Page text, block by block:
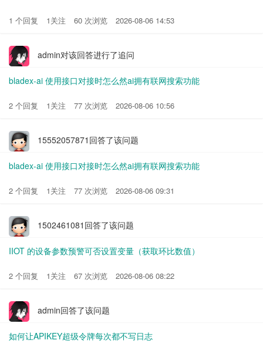
1 个回复 1关注 60 次浏览 2026-08-06 14:53
admin对该回答进行了追问
bladex-ai 使用接口对接时怎么然ai拥有联网搜索功能
2 个回复 1关注 77 次浏览 2026-08-06 10:56
15552057871回答了该问题
bladex-ai 使用接口对接时怎么然ai拥有联网搜索功能
2 个回复 1关注 77 次浏览 2026-08-06 09:31
1502461081回答了该问题
IIOT 的设备参数预警可否设置变量（获取环比数值）
2 个回复 1关注 67 次浏览 2026-08-06 08:22
admin回答了该问题
如何让APIKEY超级令牌每次都不写日志